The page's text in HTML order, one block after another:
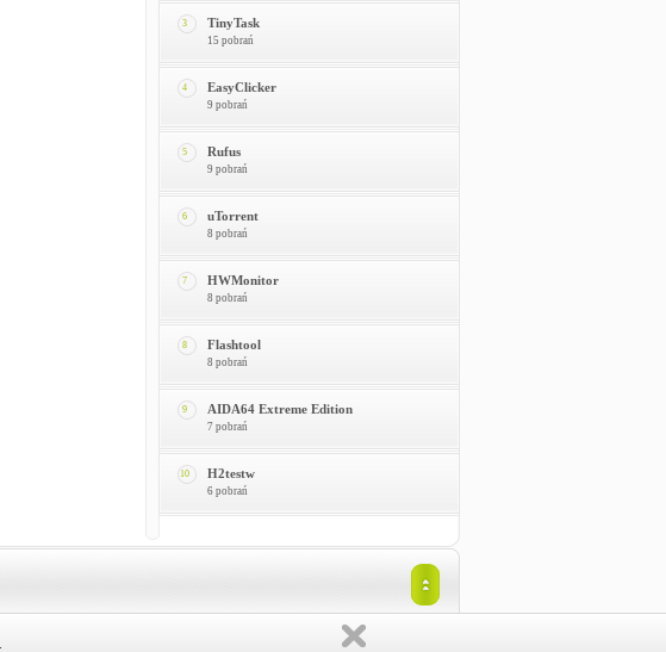
3 TinyTask
15 pobrań
4 EasyClicker
9 pobrań
5 Rufus
9 pobrań
6 uTorrent
8 pobrań
7 HWMonitor
8 pobrań
8 Flashtool
8 pobrań
9 AIDA64 Extreme Edition
7 pobrań
10 H2testw
6 pobrań